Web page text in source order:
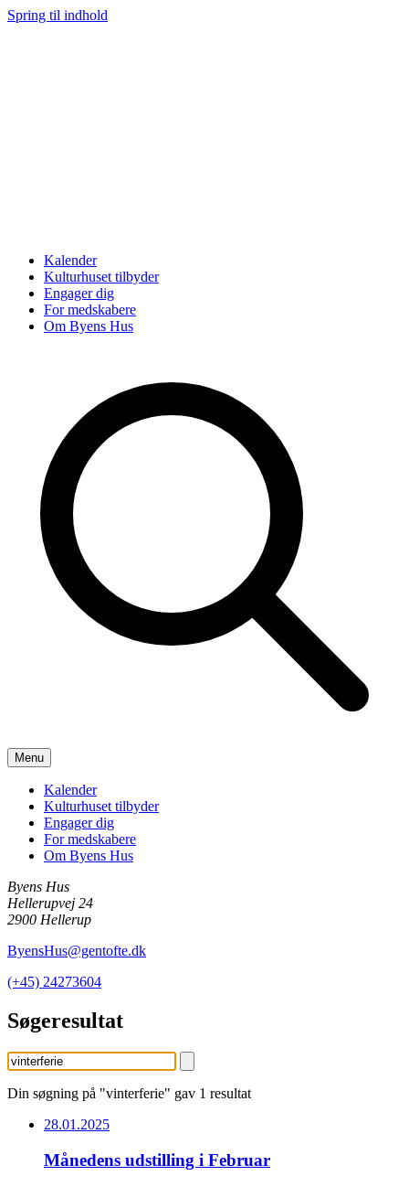
Spring til indhold
Kalender
Kulturhuset tilbyder
Engager dig
For medskabere
Om Byens Hus
Menu
Kalender
Kulturhuset tilbyder
Engager dig
For medskabere
Om Byens Hus
Byens Hus
Hellerupvej 24
2900 Hellerup
ByensHus@gentofte.dk
(+45) 24273604
Søgeresultat
Din søgning på "vinterferie" gav 1 resultat
28.01.2025
Månedens udstilling i Februar